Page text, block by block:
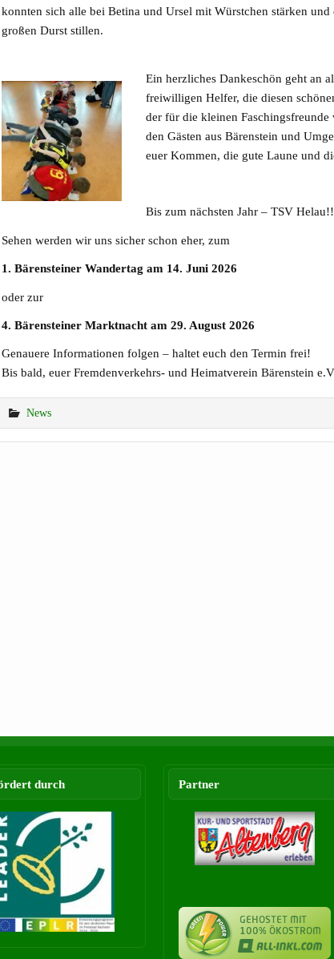
konnten sich alle bei Betina und Ursel mit Würstchen stärken und
großen Durst stillen.
Ein herzliches Dankeschön geht an
freiwilligen Helfer, die diesen
der für die kleinen
den Gästen aus Bärenstein und
euer Kommen, die gute Laune und
Bis zum nächsten Jahr – TSV
Sehen werden wir uns sicher schon eher, zum
1. Bärensteiner Wandertag am 14. Juni 2026
oder zur
4. Bärensteiner Marktnacht am 29. August 2026
Genauere Informationen folgen – haltet euch den Termin frei!
Bis bald, euer Fremdenverkehrs- und Heimatverein Bärenstein e.V
News
durch Partner